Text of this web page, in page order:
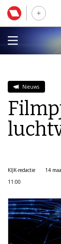
Nieuws
KIJK-redactie
14
11:00